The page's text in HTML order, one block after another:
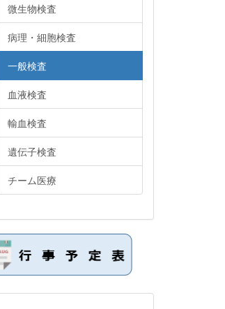
微生物検査
病理・細胞検査
一般検査
血液検査
輸血検査
遺伝子検査
チーム医療